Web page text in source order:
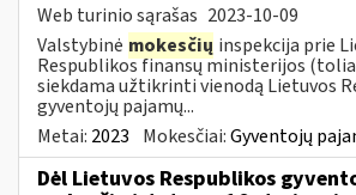
Web turinio sąrašas 2023-10-09
Valstybinė mokesčių inspekcija prie
Respublikos finansų ministerijos
siekdama užtikrinti vienodą Lietuvos
gyventojų pajamų...
Metai: 2023 Mokesčiai:Gyventojų
Dėl Lietuvos Respublikos